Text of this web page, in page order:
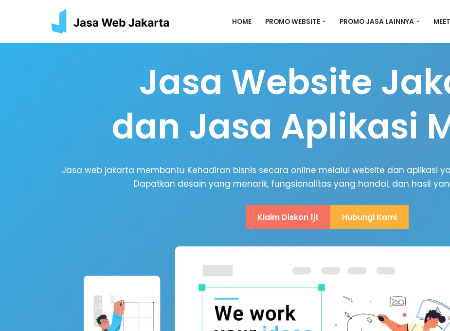
to
HOME PROMO WEBSITE PROMO JASA LAINNYA
Jasa Website
dan Jasa Aplikasi
Jasa web jakarta membantu Kehadiran bisnis secara online melalui website dan aplikasi
Dapatkan desain yang menarik, fungsionalitas yang handal, dan hasil
Klaim Diskon 1jt Hubungi Kami